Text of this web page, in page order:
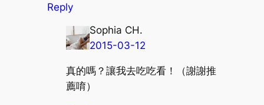
Reply
Sophia CH.
2015-03-12
真的嗎？讓我去吃吃看！（謝謝推
薦唷）